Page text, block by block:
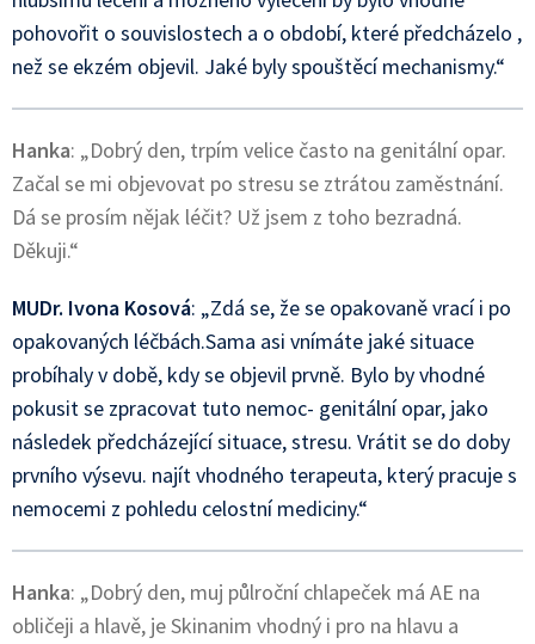
pohovořit o souvislostech a o období, které předcházelo ,
než se ekzém objevil. Jaké byly spouštěcí mechanismy.“
Hanka: „Dobrý den, trpím velice často na genitální opar.
Začal se mi objevovat po stresu se ztrátou zaměstnání.
Dá se prosím nějak léčit? Už jsem z toho bezradná.
Děkuji.“
MUDr. Ivona Kosová: „Zdá se, že se opakovaně vrací i po
opakovaných léčbách.Sama asi vnímáte jaké situace
probíhaly v době, kdy se objevil prvně. Bylo by vhodné
pokusit se zpracovat tuto nemoc- genitální opar, jako
následek předcházející situace, stresu. Vrátit se do doby
prvního výsevu. najít vhodného terapeuta, který pracuje s
nemocemi z pohledu celostní mediciny.“
Hanka: „Dobrý den, muj půlroční chlapeček má AE na
obličeji a hlavě, je Skinanim vhodný i pro na hlavu a